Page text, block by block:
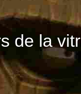
de la